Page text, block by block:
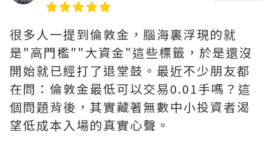
很多人一提到倫敦金，腦海裏浮現的就
是"高門檻""大資金"這些標籤，於是還沒
開始就已經打了退堂鼓。最近不少朋友都
在問：倫敦金最低可以交易0.01手嗎？這
個問題背後，其實藏著無數中小投資者渴
望低成本入場的真實心聲。